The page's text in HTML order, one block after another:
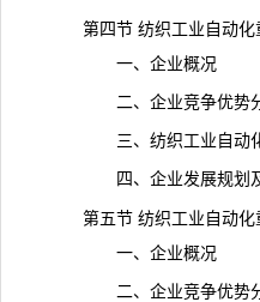
第四节 纺织工业自动化
一、企业概况
二、企业竞争优势
三、纺织工业自动化
四、企业发展规划及
第五节 纺织工业自动化
一、企业概况
二、企业竞争优势